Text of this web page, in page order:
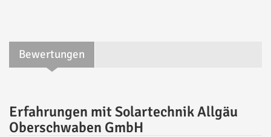
Bewertungen
Erfahrungen mit Solartechnik Allgäu
Oberschwaben GmbH